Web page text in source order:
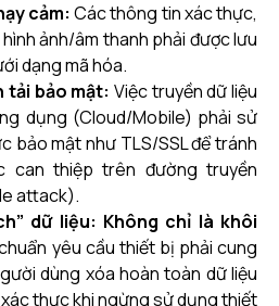
cảm: Các thông tin xác thực,
ảnh/âm thanh phải được lưu
dạng mã hóa.
tải bảo mật: Việc truyền dữ liệu
dụng (Cloud/Mobile) phải sử
bảo mật như TLS/SSL để tránh
can thiệp trên đường truyền
attack).
dữ liệu: Không chỉ là khôi
yêu cầu thiết bị phải cung
dùng xóa hoàn toàn dữ liệu
thực khi ngừng sử dụng thiết